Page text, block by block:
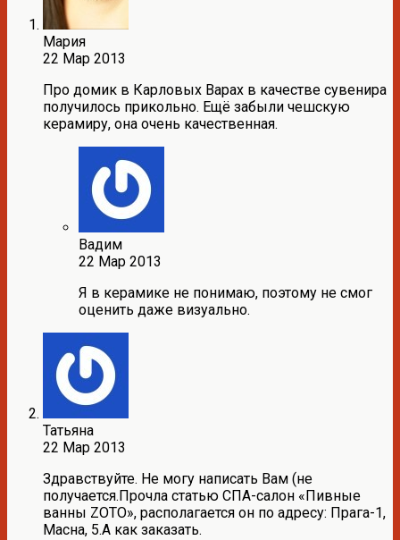
Мария
22 Мар 2013
Про домик в Карловых Варах в качестве сувенира
получилось прикольно. Ещё забыли чешскую
керамиру, она очень качественная.
Вадим
22 Мар 2013
Я в керамике не понимаю, поэтому не смог
оценить даже визуально.
Татьяна
22 Мар 2013
Здравствуйте. Не могу написать Вам (не
получается.Прочла статью СПА-салон «Пивные
ванны ZOTO», располагается он по адресу: Прага-1,
Масна, 5.А как заказать.